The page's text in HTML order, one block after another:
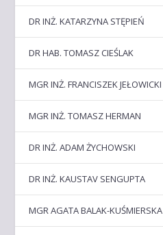
DR INŻ. KATARZYNA STĘPIEŃ
DR HAB. TOMASZ CIEŚLAK
MGR INŻ. FRANCISZEK JEŁOWICKI
MGR INŻ. TOMASZ HERMAN
DR INŻ. ADAM ŻYCHOWSKI
DR INŻ. KAUSTAV SENGUPTA
MGR AGATA BALAK-KUŚMIERSKA